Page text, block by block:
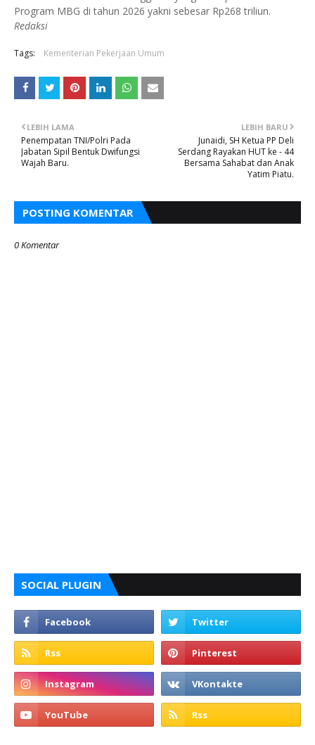
Program MBG di tahun 2026 yakni sebesar Rp268 triliun.
Redaksi
Tags: Kementerian Pekerjaan Umum
LEBIH BARU
Junaidi, SH Ketua PP Deli
Serdang Rayakan HUT ke - 44
Bersama Sahabat dan Anak
Yatim Piatu.
LEBIH LAMA
Penempatan TNI/Polri Pada
Jabatan Sipil Bentuk Dwifungsi
Wajah Baru.
POSTING KOMENTAR
0 Komentar
SOCIAL PLUGIN